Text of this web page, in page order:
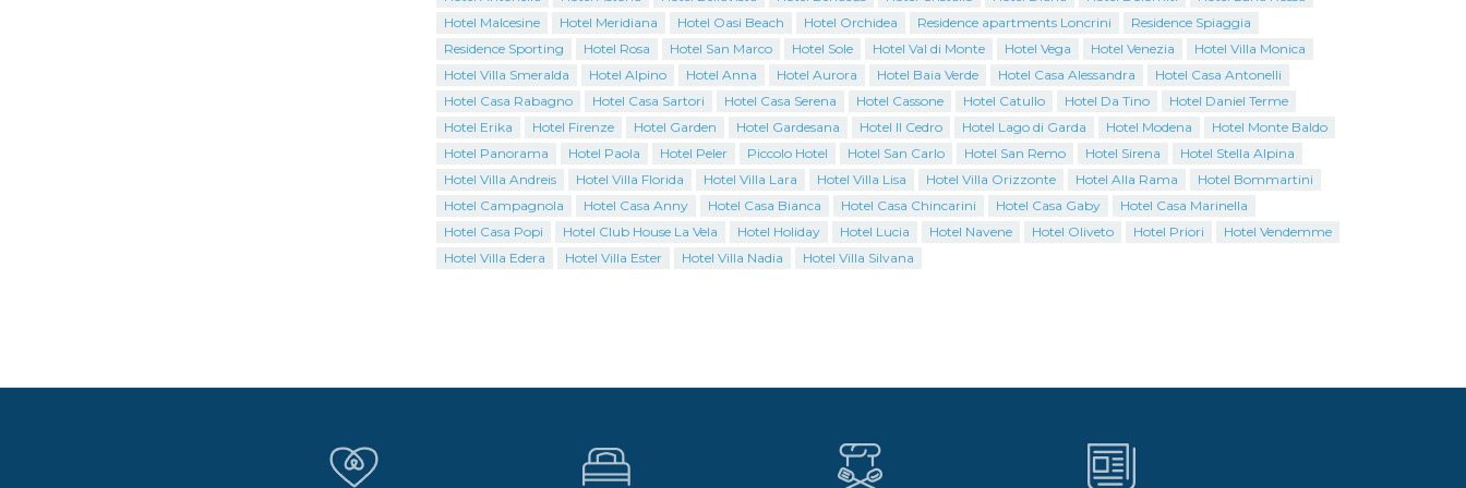
Hotel Malcesine
Hotel Meridiana Hotel Oasi Beach Hotel Orchidea Residence apartments Loncrini
Residence Spiaggia
Residence Sporting
Hotel Rosa Hotel San Marco Hotel Sole Hotel Val di Monte Hotel Vega Hotel Venezia
Hotel Villa Monica
Hotel Villa Smeralda
Hotel Alpino Hotel Anna Hotel Aurora Hotel Baia Verde Hotel Casa Alessandra
Hotel Casa Antonelli
Hotel Casa Rabagno
Hotel Casa Sartori Hotel Casa Serena Hotel Cassone Hotel Catullo Hotel Da Tino
Hotel Daniel Terme
Hotel Erika
Hotel Firenze Hotel Garden Hotel Gardesana Hotel Il Cedro Hotel Lago di Garda Hotel Modena
Hotel Monte Baldo
Hotel Panorama
Hotel Paola Hotel Peler Piccolo Hotel Hotel San Carlo Hotel San Remo Hotel Sirena
Hotel Stella Alpina
Hotel Villa Andreis
Hotel Villa Florida Hotel Villa Lara Hotel Villa Lisa Hotel Villa Orizzonte Hotel Alla Rama
Hotel Bommartini
Hotel Campagnola
Hotel Casa Anny Hotel Casa Bianca Hotel Casa Chincarini Hotel Casa Gaby
Hotel Casa Marinella
Hotel Casa Popi
Hotel Club House La Vela Hotel Holiday Hotel Lucia Hotel Navene Hotel Oliveto Hotel Priori
Hotel Vendemme
Hotel Villa Edera
Hotel Villa Ester Hotel Villa Nadia Hotel Villa Silvana